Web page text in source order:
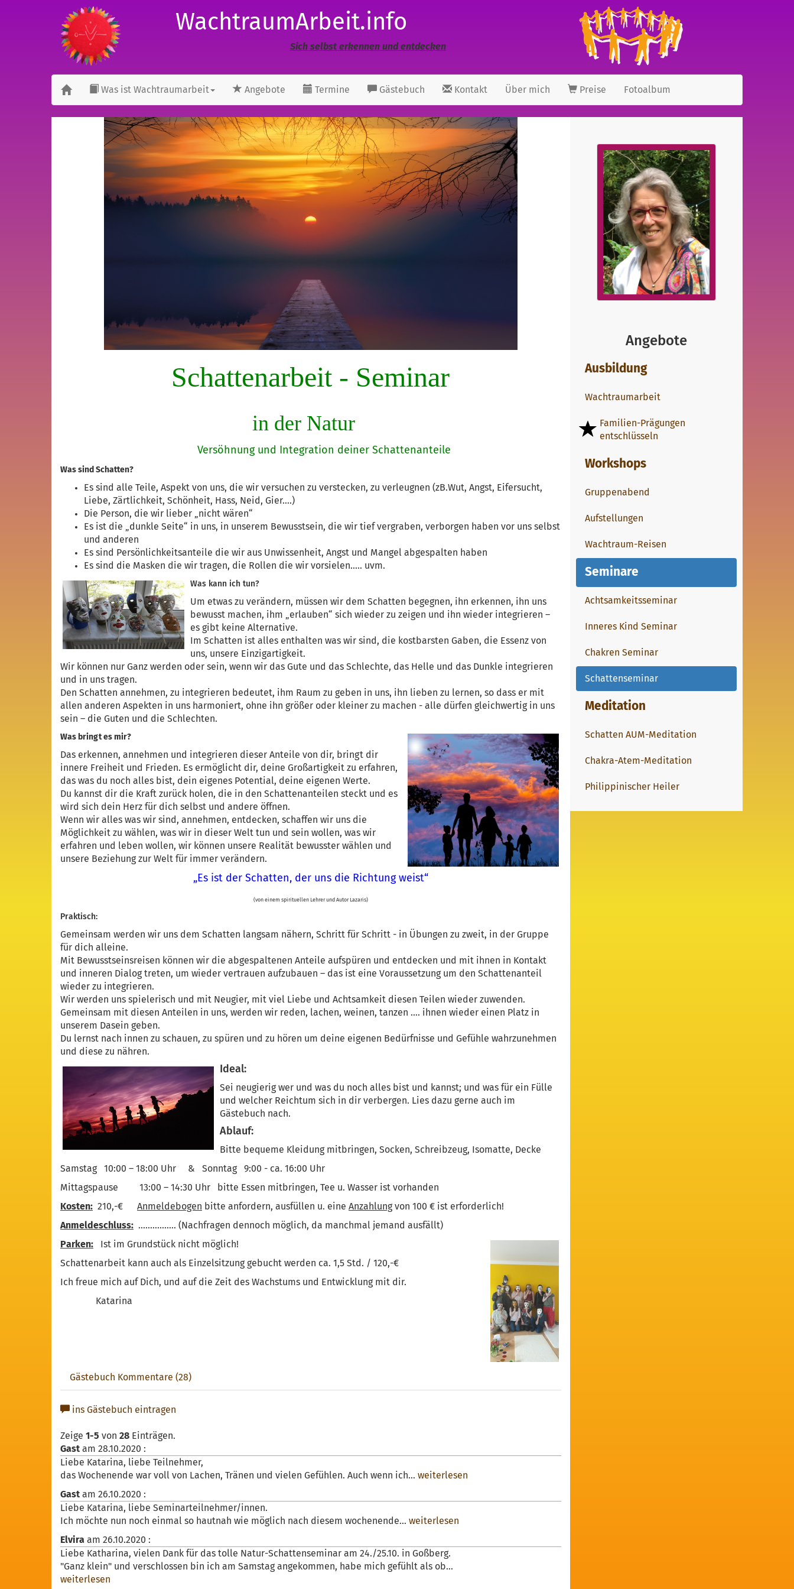
WachtraumArbeit.info
Sich selbst erkennen und entdecken
Was ist Wachtraumarbeit Angebote Termine Gästebuch Kontakt Über mich Preise Fotoalbum
Schattenarbeit - Seminar
in der Natur
Versöhnung und Integration deiner Schattenanteile
Was sind Schatten?
Es sind alle Teile, Aspekt von uns, die wir versuchen zu verstecken, zu verleugnen (zB.Wut, Angst, Eifersucht,
Liebe, Zärtlichkeit, Schönheit, Hass, Neid, Gier....)
Die Person, die wir lieber „nicht wären“
Es ist die „dunkle Seite“ in uns, in unserem Bewusstsein, die wir tief vergraben, verborgen haben vor uns selbst
und anderen
Es sind Persönlichkeitsanteile die wir aus Unwissenheit, Angst und Mangel abgespalten haben
Es sind die Masken die wir tragen, die Rollen die wir vorsielen..... uvm.
Was kann ich tun?
Um etwas zu verändern, müssen wir dem Schatten begegnen, ihn erkennen, ihn uns
bewusst machen, ihm „erlauben“ sich wieder zu zeigen und ihn wieder integrieren –
es gibt keine Alternative.
Im Schatten ist alles enthalten was wir sind, die kostbarsten Gaben, die Essenz von
uns, unsere Einzigartigkeit.
Wir können nur Ganz werden oder sein, wenn wir das Gute und das Schlechte, das Helle und das Dunkle integrieren
und in uns tragen.
Den Schatten annehmen, zu integrieren bedeutet, ihm Raum zu geben in uns, ihn lieben zu lernen, so dass er mit
allen anderen Aspekten in uns harmoniert, ohne ihn größer oder kleiner zu machen - alle dürfen gleichwertig in uns
sein – die Guten und die Schlechten.
Was bringt es mir?
Das erkennen, annehmen und integrieren dieser Anteile von dir, bringt dir
innere Freiheit und Frieden. Es ermöglicht dir, deine Großartigkeit zu erfahren,
das was du noch alles bist, dein eigenes Potential, deine eigenen Werte.
Du kannst dir die Kraft zurück holen, die in den Schattenanteilen steckt und es
wird sich dein Herz für dich selbst und andere öffnen.
Wenn wir alles was wir sind, annehmen, entdecken, schaffen wir uns die
Möglichkeit zu wählen, was wir in dieser Welt tun und sein wollen, was wir
erfahren und leben wollen, wir können unsere Realität bewusster wählen und
unsere Beziehung zur Welt für immer verändern.
„Es ist der Schatten, der uns die Richtung weist“
(von einem spirituellen Lehrer und Autor Lazaris)
Praktisch:
Gemeinsam werden wir uns dem Schatten langsam nähern, Schritt für Schritt - in Übungen zu zweit, in der Gruppe
für dich alleine.
Mit Bewusstseinsreisen können wir die abgespaltenen Anteile aufspüren und entdecken und mit ihnen in Kontakt
und inneren Dialog treten, um wieder vertrauen aufzubauen – das ist eine Voraussetzung um den Schattenanteil
wieder zu integrieren.
Wir werden uns spielerisch und mit Neugier, mit viel Liebe und Achtsamkeit diesen Teilen wieder zuwenden.
Gemeinsam mit diesen Anteilen in uns, werden wir reden, lachen, weinen, tanzen .... ihnen wieder einen Platz in
unserem Dasein geben.
Du lernst nach innen zu schauen, zu spüren und zu hören um deine eigenen Bedürfnisse und Gefühle wahrzunehmen
und diese zu nähren.
Ideal:
Sei neugierig wer und was du noch alles bist und kannst; und was für ein Fülle
und welcher Reichtum sich in dir verbergen. Lies dazu gerne auch im
Gästebuch nach.
Ablauf:
Bitte bequeme Kleidung mitbringen, Socken, Schreibzeug, Isomatte, Decke
Samstag 10:00 – 18:00 Uhr & Sonntag 9:00 - ca. 16:00 Uhr
Mittagspause 13:00 – 14:30 Uhr bitte Essen mitbringen, Tee u. Wasser ist vorhanden
Kosten: 210,-€ Anmeldebogen bitte anfordern, ausfüllen u. eine Anzahlungvon 100 € ist erforderlich!
Anmeldeschluss: ................ (Nachfragen dennoch möglich, da manchmal jemand ausfällt)
Parken:
Ist im Grundstück nicht möglich!
Schattenarbeit kann auch als Einzelsitzung gebucht werden ca. 1,5 Std. / 120,-€
Ich freue mich auf Dich, und auf die Zeit des Wachstums und Entwicklung mit dir.
Katarina
Gästebuch Kommentare (28)
ins Gästebuch eintragen
Zeige 1-5 von 28 Einträgen.
Gast am 28.10.2020 :
Liebe Katarina, liebe Teilnehmer,
das Wochenende war voll von Lachen, Tränen und vielen Gefühlen. Auch wenn ich... weiterlesen
Gast am 26.10.2020 :
Liebe Katarina, liebe Seminarteilnehmer/innen.
Ich möchte nun noch einmal so hautnah wie möglich nach diesem wochenende... weiterlesen
Elvira am 26.10.2020 :
Liebe Katharina, vielen Dank für das tolle Natur-Schattenseminar am 24./25.10. in Goßberg.
"Ganz klein" und verschlossen bin ich am Samstag angekommen, habe mich gefühlt als ob...
weiterlesen
Angebote
Ausbildung
Wachtraumarbeit
Familien-Prägungen
entschlüsseln
Workshops
Gruppenabend
Aufstellungen
Wachtraum-Reisen
Seminare
Achtsamkeitsseminar
Inneres Kind Seminar
Chakren Seminar
Schattenseminar
Meditation
Schatten AUM-Meditation
Chakra-Atem-Meditation
Philippinischer Heiler